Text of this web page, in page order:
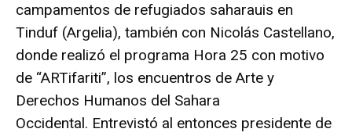
campamentos de refugiados saharauis en
Tinduf (Argelia), también con Nicolás Castellano,
donde realizó el programa Hora 25 con motivo
de “ARTifariti”, los encuentros de Arte y
Derechos Humanos del Sahara
Occidental. Entrevistó al entonces presidente de